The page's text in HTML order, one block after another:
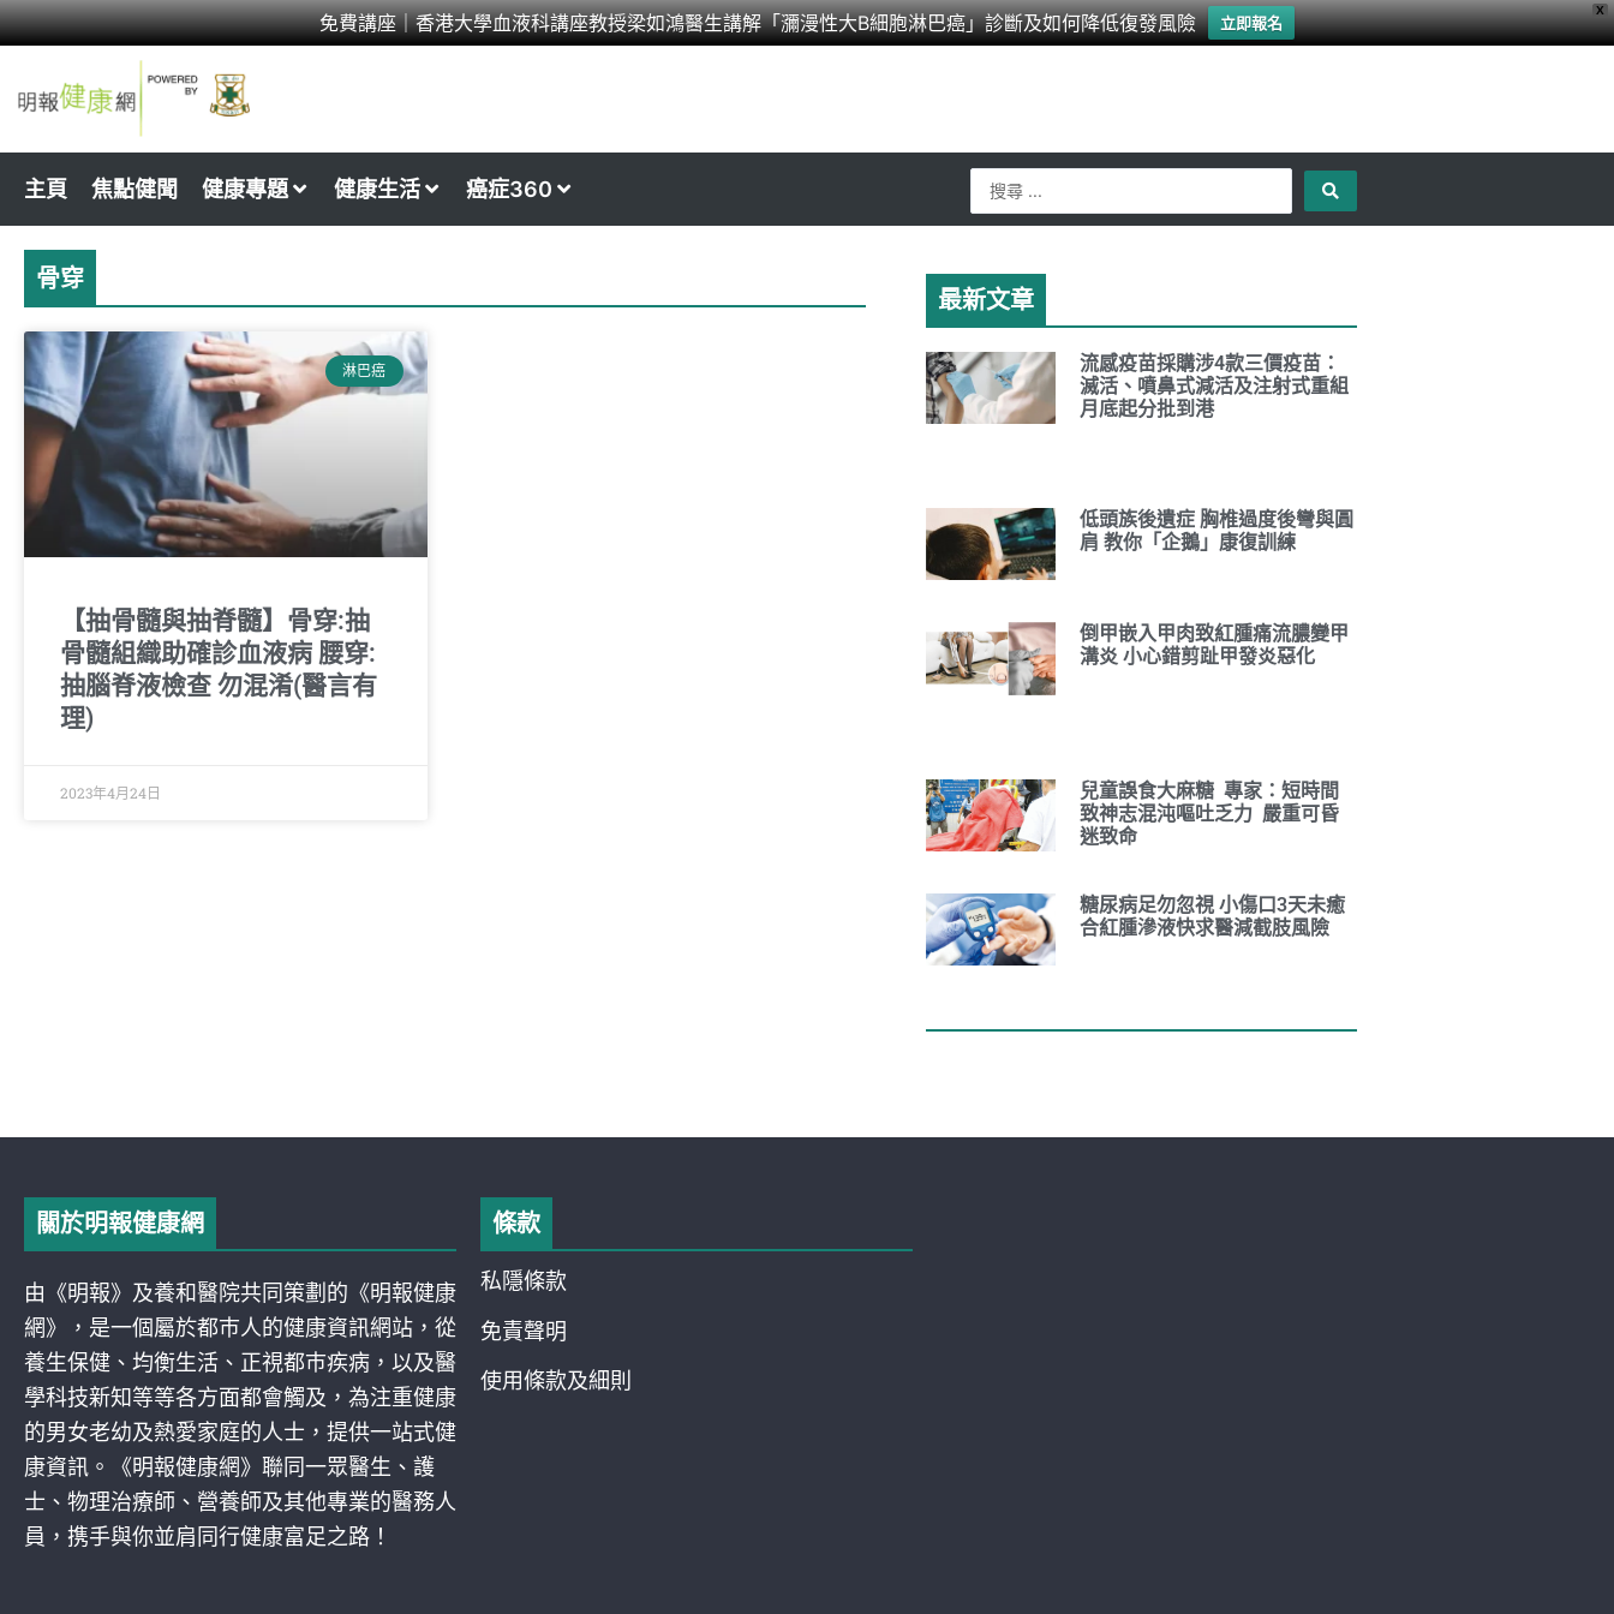
X
免費講座｜香港大學血液科講座教授梁如鴻醫生講解「瀰漫性大B細胞淋巴癌」診斷及如何降低復發風險 立即報名
Skip
to
content
主頁 焦點健聞 健康專題 健康生活 癌症360
Search
...
骨穿
淋巴癌
【抽骨髓與抽脊髓】骨穿:抽
骨髓組織助確診血液病 腰穿:
抽腦脊液檢查 勿混淆(醫言有
理)
2023年4月24日
最新文章
流感疫苗採購涉4款三價疫苗：
滅活、噴鼻式減活及注射式重組
月底起分批到港
低頭族後遺症 胸椎過度後彎與圓
肩 教你「企鵝」康復訓練
倒甲嵌入甲肉致紅腫痛流膿變甲
溝炎 小心錯剪趾甲發炎惡化
兒童誤食大麻糖 專家：短時間
致神志混沌嘔吐乏力 嚴重可昏
迷致命
糖尿病足勿忽視 小傷口3天未癒
合紅腫滲液快求醫減截肢風險
關於明報健康網
由《明報》及養和醫院共同策劃的《明報健康
網》，是一個屬於都巿人的健康資訊網站，從
養生保健、均衡生活、正視都巿疾病，以及醫
學科技新知等等各方面都會觸及，為注重健康
的男女老幼及熱愛家庭的人士，提供一站式健
康資訊。《明報健康網》聯同一眾醫生、護
士、物理治療師、營養師及其他專業的醫務人
員，携手與你並肩同行健康富足之路！
條款
私隱條款
免責聲明
使用條款及細則